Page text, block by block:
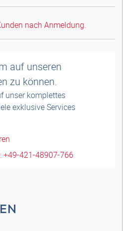
nach Anmeldung.
auf unseren
zu können.
unser komplettes
exklusive Services
+49-421-48907-766